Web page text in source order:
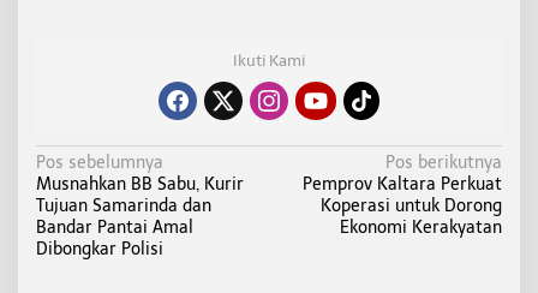
Ikuti Kami
N
a
v
i
Pos sebelumnya
Musnahkan BB Sabu, Kurir
Tujuan Samarinda dan
Bandar Pantai Amal
Dibongkar Polisi
Pos berikutnya
Pemprov Kaltara Perkuat
Koperasi untuk Dorong
Ekonomi Kerakyatan